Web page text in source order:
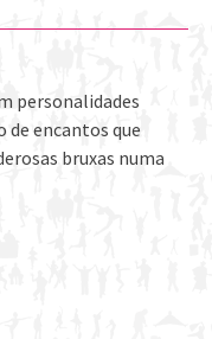
personalidades
de encantos que
bruxas numa